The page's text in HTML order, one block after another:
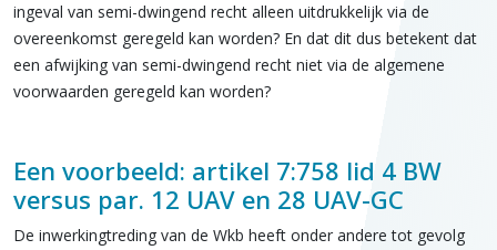
ingeval van semi-dwingend recht alleen uitdrukkelijk via de
overeenkomst geregeld kan worden? En dat dit dus betekent dat
een afwijking van semi-dwingend recht niet via de algemene
voorwaarden geregeld kan worden?
Een voorbeeld: artikel 7:758 lid 4 BW
versus par. 12 UAV en 28 UAV-GC
De inwerkingtreding van de Wkb heeft onder andere tot gevolg